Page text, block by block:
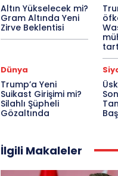
Altın Yükselecek mi?
Gram Altında Yeni
Zirve Beklentisi
Dünya
Trump’a Yeni
Suikast Girişimi mi?
Silahlı Şüpheli
Gözaltında
İlgili Makaleler